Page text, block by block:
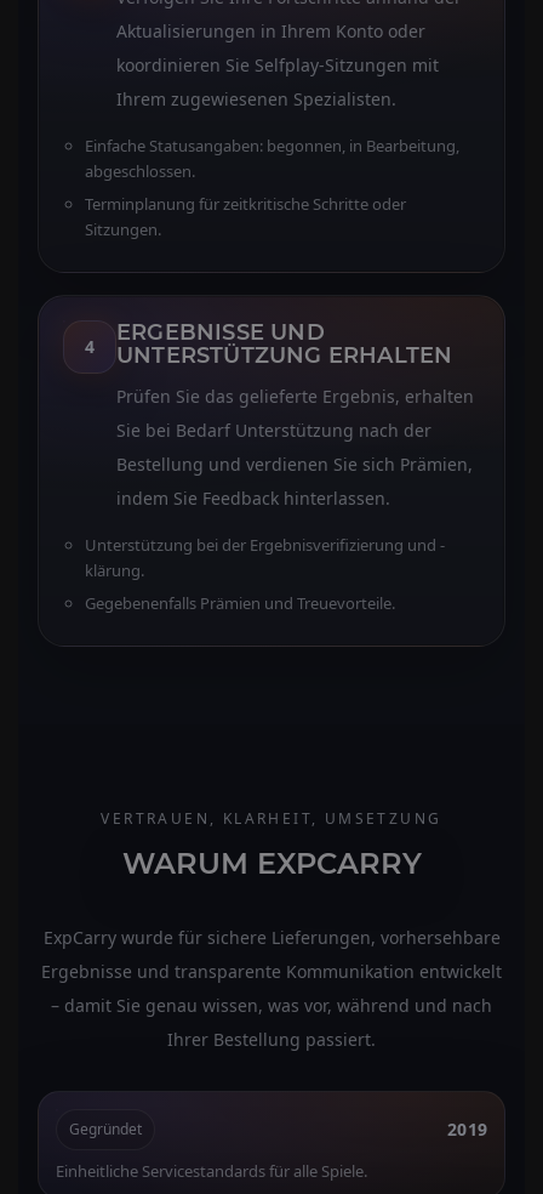
Aktualisierungen in Ihrem Konto oder
koordinieren Sie Selfplay-Sitzungen mit
Ihrem zugewiesenen Spezialisten.
Einfache Statusangaben: begonnen, in Bearbeitung,
abgeschlossen.
Terminplanung für zeitkritische Schritte oder
Sitzungen.
4
ERGEBNISSE UND
UNTERSTÜTZUNG ERHALTEN
Prüfen Sie das gelieferte Ergebnis, erhalten
Sie bei Bedarf Unterstützung nach der
Bestellung und verdienen Sie sich Prämien,
indem Sie Feedback hinterlassen.
Unterstützung bei der Ergebnisverifizierung und -
klärung.
Gegebenenfalls Prämien und Treuevorteile.
VERTRAUEN, KLARHEIT, UMSETZUNG
WARUM EXPCARRY
ExpCarry wurde für sichere Lieferungen, vorhersehbare
Ergebnisse und transparente Kommunikation entwickelt
– damit Sie genau wissen, was vor, während und nach
Ihrer Bestellung passiert.
Gegründet 2019
Einheitliche Servicestandards für alle Spiele.